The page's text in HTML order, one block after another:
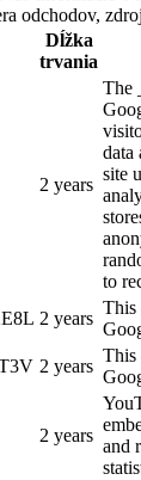
odchodov,
Dĺžka
trvania
2 years
The
data
site
to
2 years
This
2 years
This
2 years
and